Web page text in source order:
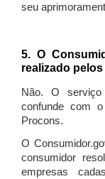
seu
5. O
realizado
Não. O serviço
confunde com o
Procons.
O
consumidor
empresas